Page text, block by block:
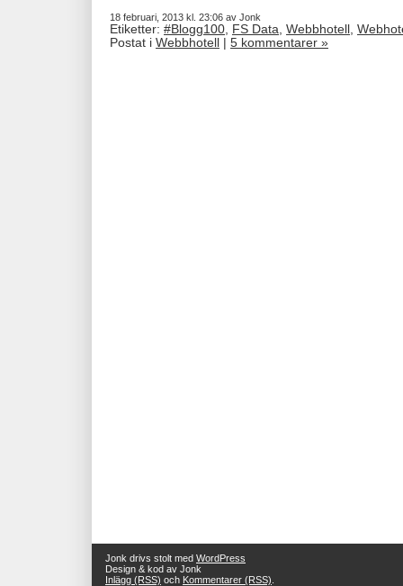
18 februari, 2013 kl. 23:06 av Jonk
Etiketter: #Blogg100, FS Data, Webbhotell ,
Postat i Webbhotell 5 kommentarer »
Jonk drivs stolt med WordPress
Design & kod av Jonk
Inlägg (RSS) och Kommentarer (RSS)